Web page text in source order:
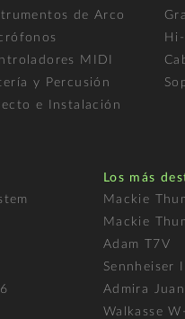
de Arco
MIDI
y Percusión
e Instalación
Los más
Mackie
Mackie
Adam T7V
Sennheiser
Admira
Walkasse